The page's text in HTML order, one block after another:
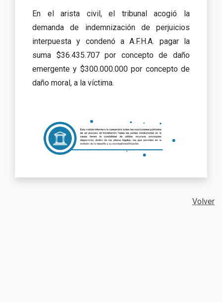
En el arista civil, el tribunal acogió la
demanda de indemnización de perjuicios
interpuesta y condenó a A.F.H.A. pagar la
suma $36.435.707 por concepto de daño
emergente y $300.000.000 por concepto de
daño moral, a la víctima.
Volver